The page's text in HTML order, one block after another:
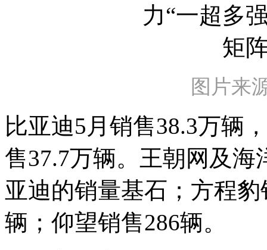
图片来
比亚迪5月销售38.3万辆
售37.7万辆。王朝网及海
亚迪的销量基石；方程
辆；仰望销售286辆。